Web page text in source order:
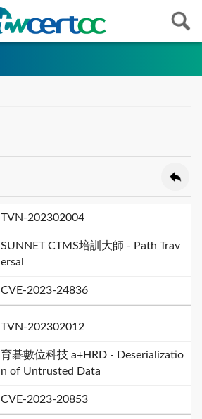
TVN-202302004
SUNNET CTMS培訓大師 - Path Trav
ersal
CVE-2023-24836
TVN-202302012
育碁數位科技 a+HRD - Deserializatio
n of Untrusted Data
CVE-2023-20853